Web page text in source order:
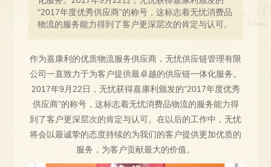
“2017年度优秀供应商”的称号，这标志着无忧消费品
物流的服务能力得到了客户更深层次的肯定与认可。
作为嘉康利的优质物流服务供应商，无忧供应链管理有限
公司一直致力于为客户提供最卓越的供应链一体化服务。
2017年9月22日，无忧获得嘉康利颁发的“2017年度优秀
供应商”的称号，这标志着无忧消费品物流的服务能力得
到了客户更深层次的肯定与认可。在以后的工作中，无忧
将会以最诚挚的态度持续的为我们的客户提供更加优质的
服务，为客户贡献最大的价值。